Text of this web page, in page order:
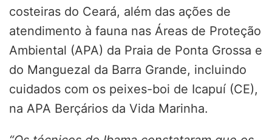
costeiras do Ceará, além das ações de
atendimento à fauna nas Áreas de Proteção
Ambiental (APA) da Praia de Ponta Grossa e
do Manguezal da Barra Grande, incluindo
cuidados com os peixes-boi de Icapuí (CE),
na APA Berçários da Vida Marinha.